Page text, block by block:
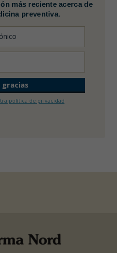
más reciente acerca de
preventiva.
política de privacidad